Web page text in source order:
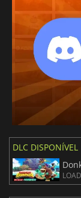
DLC DISPONÍVEL